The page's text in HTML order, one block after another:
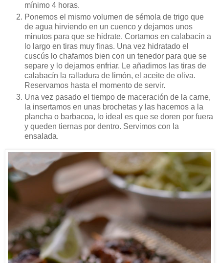
mínimo 4 horas.
Ponemos el mismo volumen de sémola de trigo que
de agua hirviendo en un cuenco y dejamos unos
minutos para que se hidrate. Cortamos en calabacín a
lo largo en tiras muy finas. Una vez hidratado el
cuscús lo chafamos bien con un tenedor para que se
separe y lo dejamos enfriar. Le añadimos las tiras de
calabacín la ralladura de limón, el aceite de oliva.
Reservamos hasta el momento de servir.
Una vez pasado el tiempo de maceración de la carne,
la insertamos en unas brochetas y las hacemos a la
plancha o barbacoa, lo ideal es que se doren por fuera
y queden tiernas por dentro. Servimos con la
ensalada.